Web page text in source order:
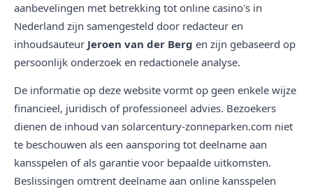
aanbevelingen met betrekking tot online casino's in
Nederland zijn samengesteld door redacteur en
inhoudsauteur Jeroen van der Berg en zijn gebaseerd op
persoonlijk onderzoek en redactionele analyse.
De informatie op deze website vormt op geen enkele wijze
financieel, juridisch of professioneel advies. Bezoekers
dienen de inhoud van solarcentury-zonneparken.com niet
te beschouwen als een aansporing tot deelname aan
kansspelen of als garantie voor bepaalde uitkomsten.
Beslissingen omtrent deelname aan online kansspelen